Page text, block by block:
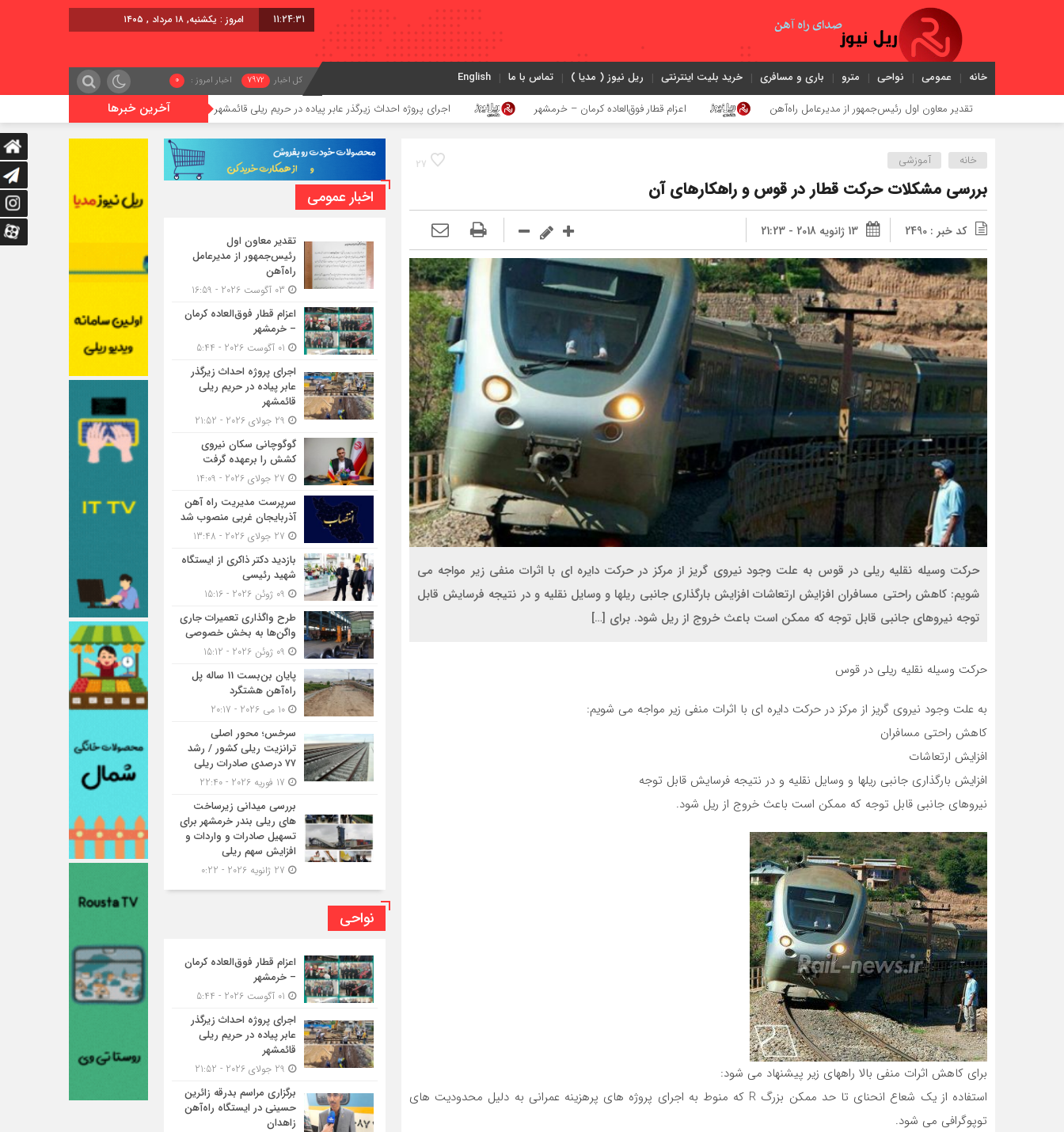
11:24:32 امروز : یکشنبه, ۱۸ مرداد , ۱۴۰۵
خانه عمومی نواحی مترو باری و مسافری خرید بلیت اینترنتی ریل نیوز ( مدیا ) تماس با ما English کل اخبار 7972 اخبار امروز : 0
آخرین خبرها معاون اول رئیس‌جمهور از مدیرعامل راه‌آهن اعزام قطار فوق‌العاده کرمان – خرمشهر اجرای پروژه احداث زیرگذر عابر پیاده در حریم ریلی قائمشهر گوگوچانی سکان نیروی کشش را برعهده گرفت
27 خانه آموزشی
بررسی مشکلات حرکت قطار در قوس و راهکارهای آن
کد خبر : 2490 13 ژانویه 2018 - 21:23
حرکت وسیله نقلیه ریلی در قوس به علت وجود نیروی گریز از مرکز در حرکت دایره ای با اثرات منفی زیر مواجه می
شویم: کاهش راحتی مسافران افزایش ارتعاشات افزایش بارگذاری جانبی ریلها و وسایل نقلیه و در نتیجه فرسایش قابل
توجه نیروهای جانبی قابل توجه که ممکن است باعث خروج از ریل شود. برای […]
حرکت وسیله نقلیه ریلی در قوس
به علت وجود نیروی گریز از مرکز در حرکت دایره ای با اثرات منفی زیر مواجه می شویم:
کاهش راحتی مسافران
افزایش ارتعاشات
افزایش بارگذاری جانبی ریلها و وسایل نقلیه و در نتیجه فرسایش قابل توجه
نیروهای جانبی قابل توجه که ممکن است باعث خروج از ریل شود.
برای کاهش اثرات منفی بالا راههای زیر پیشنهاد می شود:
استفاده از یک شعاع انحنای تا حد ممکن بزرگ R که منوط به اجرای پروژه های پرهزینه عمرانی به دلیل محدودیت های
توپوگرافی می شود.
اخبار عمومی
تقدیر معاون اول
رئیس‌جمهور از مدیرعامل
راه‌آهن
اعزام قطار فوق‌العاده کرمان
– خرمشهر
اجرای پروژه احداث زیرگذر
عابر پیاده در حریم ریلی
قائمشهر
گوگوچانی سکان نیروی
کشش را برعهده گرفت
سرپرست مدیریت راه آهن
آذربایجان غربی منصوب شد
بازدید دکتر ذاکری از ایستگاه
شهید رئیسی
طرح واگذاری تعمیرات جاری
واگن‌ها به بخش خصوصی
پایان بن‌بست 11 ساله پل
راه‌آهن هشتگرد
سرخس؛ محور اصلی
ترانزیت ریلی کشور / رشد
۷۷ درصدی صادرات ریلی
بررسی میدانی زیرساخت
های ریلی بندر خرمشهر برای
تسهیل صادرات و واردات و
افزایش سهم ریلی
نواحی
اعزام قطار فوق‌العاده کرمان
– خرمشهر
اجرای پروژه احداث زیرگذر
عابر پیاده در حریم ریلی
قائمشهر
برگزاری مراسم بدرقه زائرین
حسینی در ایستگاه راه‌آهن
زاهدان